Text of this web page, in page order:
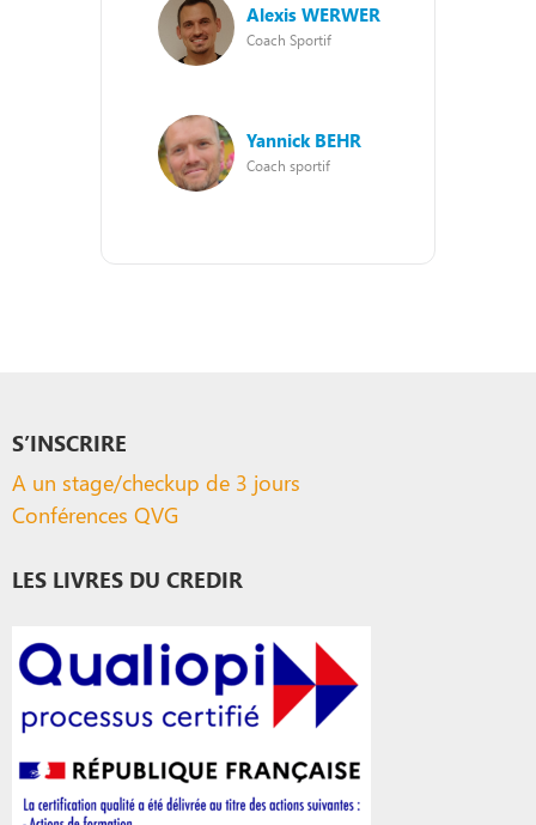
Alexis WERWER
Coach Sportif
Yannick BEHR
Coach sportif
S’INSCRIRE
A un stage/checkup de 3 jours
Conférences QVG
LES LIVRES DU CREDIR